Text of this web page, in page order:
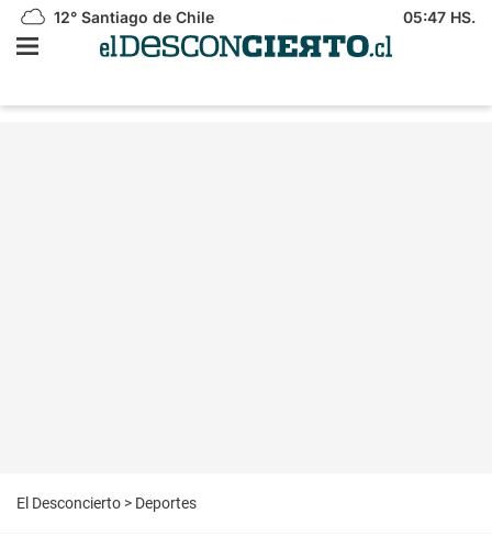
12° Santiago de Chile 05:47 HS.
El Desconcierto > Deportes